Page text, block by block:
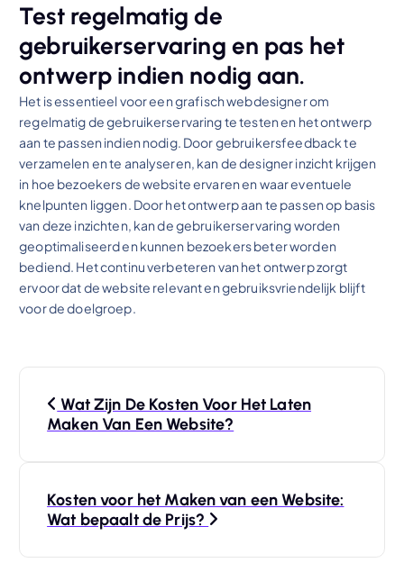
Test regelmatig de
gebruikerservaring en pas het
ontwerp indien nodig aan.
Het is essentieel voor een grafisch webdesigner om
regelmatig de gebruikerservaring te testen en het ontwerp
aan te passen indien nodig. Door gebruikersfeedback te
verzamelen en te analyseren, kan de designer inzicht krijgen
in hoe bezoekers de website ervaren en waar eventuele
knelpunten liggen. Door het ontwerp aan te passen op basis
van deze inzichten, kan de gebruikerservaring worden
geoptimaliseerd en kunnen bezoekers beter worden
bediend. Het continu verbeteren van het ontwerp zorgt
ervoor dat de website relevant en gebruiksvriendelijk blijft
voor de doelgroep.
Wat Zijn De Kosten Voor Het Laten
Maken Van Een Website?
Kosten voor het Maken van een Website:
Wat bepaalt de Prijs?